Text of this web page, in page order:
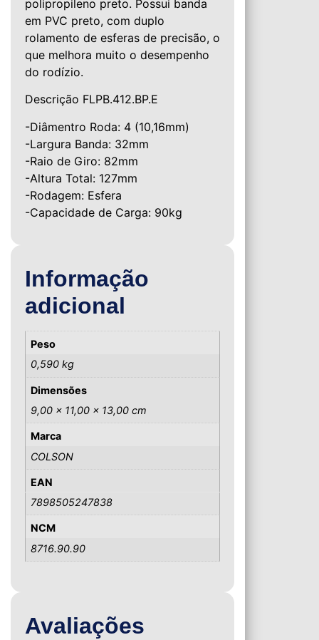
polipropileno preto. Possui banda
em PVC preto, com duplo
rolamento de esferas de precisão, o
que melhora muito o desempenho
do rodízio.
Descrição FLPB.412.BP.E
-Diâmentro Roda: 4 (10,16mm)
-Largura Banda: 32mm
-Raio de Giro: 82mm
-Altura Total: 127mm
-Rodagem: Esfera
-Capacidade de Carga: 90kg
Informação
adicional
Peso
0,590 kg
Dimensões
9,00 × 11,00 × 13,00 cm
Marca
COLSON
EAN
7898505247838
NCM
8716.90.90
Avaliações